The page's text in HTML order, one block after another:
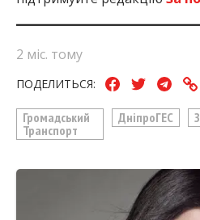
2 міс. тому
ПОДЕЛИТЬСЯ:
Громадський
Транспорт
ДніпроГЕС